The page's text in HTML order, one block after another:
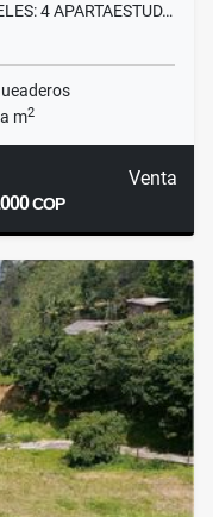
4 APARTAESTUD…
m2
Venta
COP